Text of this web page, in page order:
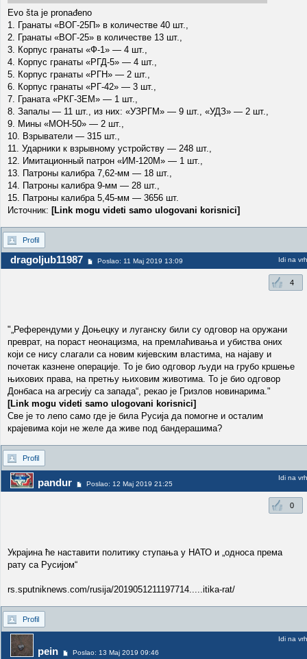
Evo šta je pronađeno
1. Гранаты «ВОГ-25П» в количестве 40 шт.,
2. Гранаты «ВОГ-25» в количестве 13 шт.,
3. Корпус гранаты «Ф-1» — 4 шт.,
4. Корпус гранаты «РГД-5» — 4 шт.,
5. Корпус гранаты «РГН» — 2 шт.,
6. Корпус гранаты «РГ-42» — 3 шт.,
7. Граната «РКГ-3ЕМ» — 1 шт.,
8. Запалы — 11 шт., из них: «УЗРГМ» — 9 шт., «УДЗ» — 2 шт.,
9. Мины «МОН-50» — 2 шт.,
10. Взрыватели — 315 шт.,
11. Ударники к взрывному устройству — 248 шт.,
12. Имитационный патрон «ИМ-120М» — 1 шт.,
13. Патроны калибра 7,62-мм — 18 шт.,
14. Патроны калибра 9-мм — 28 шт.,
15. Патроны калибра 5,45-мм — 3656 шт.
Источник: [Link mogu videti samo ulogovani korisnici]
Profil
dragoljub11987 Poslao: 11 Maj 2019 13:09 Idi na vrh
4
"„Референдуми у Доњецку и луганску били су одговор на оружани
преврат, на пораст неонацизма, на премлаћивања и убиства оних
који се нису слагали са новим кијевским властима, на најаву и
почетак казнене операције. То је био одговор људи на грубо кршење
њихових права, на претњу њиховим животима. То је био одговор
Донбаса на агресију са запада“, рекао је Гризлов новинарима."
[Link mogu videti samo ulogovani korisnici]
Све је то лепо само где је била Русија да помогне и осталим
крајевима који не желе да живе под бандерашима?
Profil
pandur Poslao: 12 Maj 2019 21:25
Idi na vrh
0
Украјина ће наставити политику ступања у НАТО и „односа према
рату са Русијом“
rs.sputniknews.com/rusija/2019051211197714.....itika-rat/
Profil
pein Poslao: 13 Maj 2019 09:46
Idi na vrh